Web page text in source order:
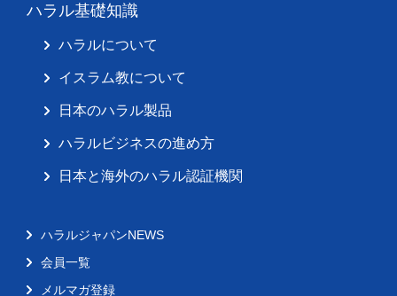
ハラル基礎知識
ハラルについて
イスラム教について
日本のハラル製品
ハラルビジネスの進め方
日本と海外のハラル認証機関
ハラルジャパンNEWS
会員一覧
メルマガ登録